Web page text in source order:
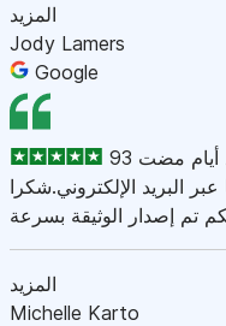
المزيد
Jody Lamers
Google
أيام مضت
البريد الإلكتروني.شكرا
تم إصدار الوثيقة بسرعة
المزيد
Michelle Karto